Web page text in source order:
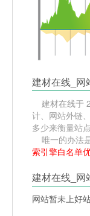
建材在线_网
建材在线于
计、网站外链
多少来衡量站
唯一的办法
索引擎白名单
建材在线_网
网站暂未上好